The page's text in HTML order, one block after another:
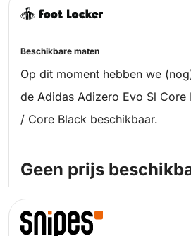
Beschikbare maten
Op dit moment hebben we
de Adidas Adizero Evo Sl
/ Core Black beschikbaar.
Geen prijs